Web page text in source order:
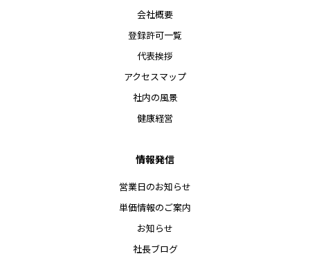
会社概要
登録許可一覧
代表挨拶
アクセスマップ
社内の風景
健康経営
情報発信
営業日のお知らせ
単価情報のご案内
お知らせ
社長ブログ